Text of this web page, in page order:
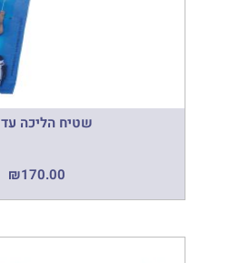
שטיח הליכה עד 30
₪170.00